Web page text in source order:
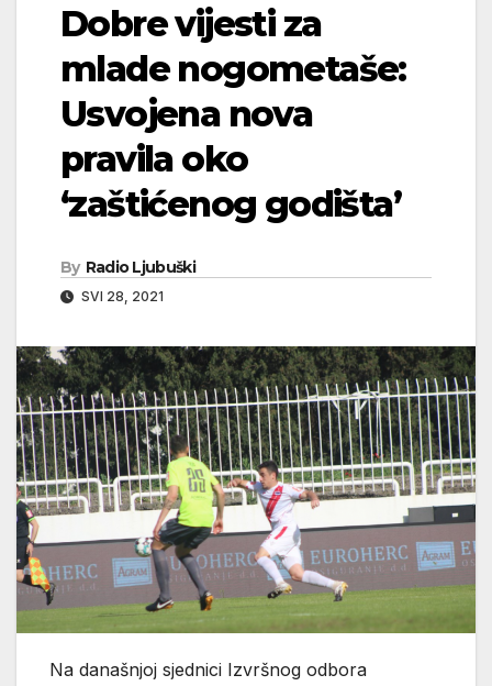
Dobre vijesti za
mlade nogometaše:
Usvojena nova
pravila oko
‘zaštićenog godišta’
By Radio Ljubuški
SVI 28, 2021
Na današnjoj sjednici Izvršnog odbora